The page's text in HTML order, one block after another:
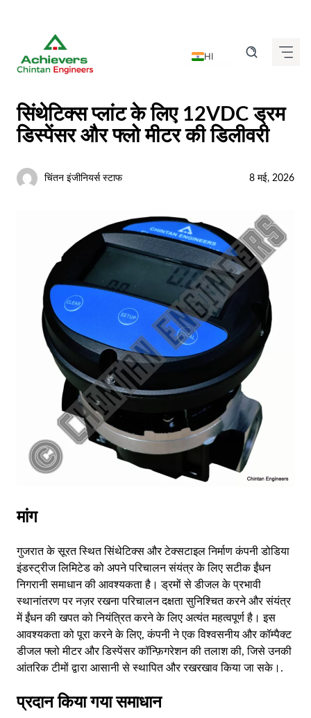
content
HI
DE
FR
KN
MR
TA
TE
AR
BN
RU
सिंथेटिक्स प्लांट के लिए 12VDC ड्रम
डिस्पेंसर और फ्लो मीटर की डिलीवरी
चिंतन इंजीनियर्स स्टाफ 8 मई, 2026
मांग
गुजरात के सूरत स्थित सिंथेटिक्स और टेक्सटाइल निर्माण कंपनी डोडिया
इंडस्ट्रीज लिमिटेड को अपने परिचालन संयंत्र के लिए सटीक ईंधन
निगरानी समाधान की आवश्यकता है। ड्रमों से डीजल के प्रभावी
स्थानांतरण पर नज़र रखना परिचालन दक्षता सुनिश्चित करने और संयंत्र
में ईंधन की खपत को नियंत्रित करने के लिए अत्यंत महत्वपूर्ण है। इस
आवश्यकता को पूरा करने के लिए, कंपनी ने एक विश्वसनीय और कॉम्पैक्ट
डीजल फ्लो मीटर और डिस्पेंसर कॉन्फ़िगरेशन की तलाश की, जिसे उनकी
आंतरिक टीमों द्वारा आसानी से स्थापित और रखरखाव किया जा सके।.
प्रदान किया गया समाधान